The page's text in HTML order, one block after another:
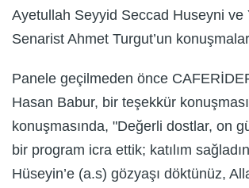
Ayetullah Seyyid Seccad Huseyni ve
Senarist Ahmet Turgut’un
Panele geçilmeden önce
Hasan Babur, bir teşekkür
konuşmasında, "Değerli dostlar, on
bir program icra ettik; katılım
Hüseyin’e (a.s) gözyaşı döktünüz,